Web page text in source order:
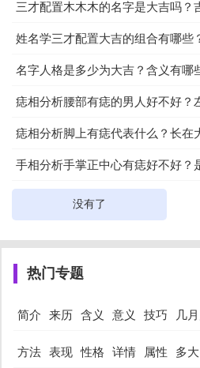
三才配置木木木的名字是大吉吗？
姓名学三才配置大吉的组合有哪些
名字人格是多少为大吉？含义有哪
痣相分析腰部有痣的男人好不好？
痣相分析脚上有痣代表什么？长在
手相分析手掌正中心有痣好不好？
没有了
热门专题
简介 来历 含义 意义 技巧 几
方法 表现 性格 详情 属性 多大